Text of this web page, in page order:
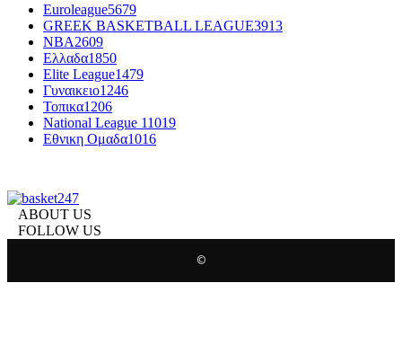
Euroleague5679
GREEK BASKETBALL LEAGUE3913
NBA2609
Ελλαδα1850
Elite League1479
Γυναικειο1246
Τοπικα1206
National League 11019
Εθνικη Ομαδα1016
ABOUT US
FOLLOW US
©